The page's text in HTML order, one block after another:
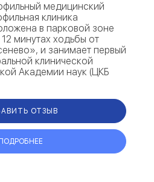
медицинский
клиника
в парковой зоне
минутах ходьбы от
и занимает первый
клинической
Академии наук (ЦКБ
ОТЗЫВ